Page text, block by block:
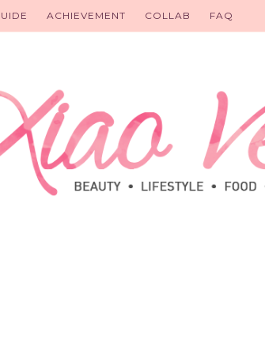
ACHIEVEMENT COLLAB FAQ